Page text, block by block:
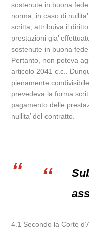
sostenute in buona
norma, in caso di
scritta, attribuiva il
prestazioni gia’
sostenute in buona
Pertanto, non poteva
articolo 2041 c.c..
pienamente
prevedeva la forma
pagamento delle
nullita’ del contratto.
4.1 Secondo la Corte